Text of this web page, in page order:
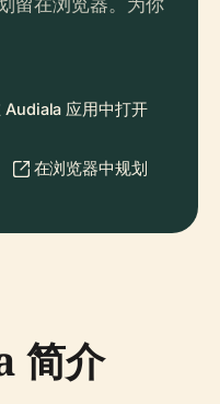
Audiala 应用中打开
在浏览器中规划
简介